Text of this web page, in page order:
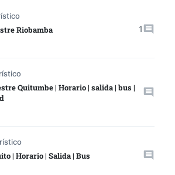
Riobamba 1
Quitumbe | Horario | salida | bus |
| Horario | Salida | Bus